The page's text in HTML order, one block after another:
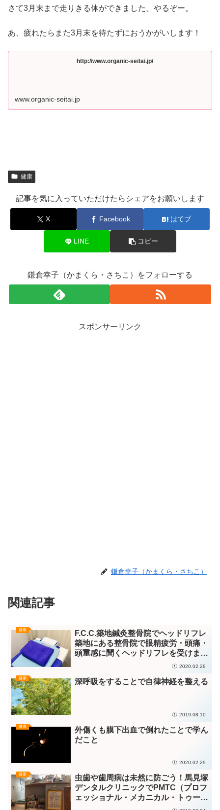
さて3月末まで走りきる体ができました。やるぞー。
あ、疲れたらまた3月末を待たずにおうかがいします！
http://www.organic-seitai.jp/
www.organic-seitai.jp
健康
記事を気に入っていただけたらシェアをお願いします
X Facebook はてブ
LINE コピー
鎌倉幸子（かまくら・さちこ）をフォローする
スポンサーリンク
鎌倉幸子（かまくら・さちこ）
関連記事
健康
F.C.C.築地鍼灸整骨院でヘッドリフレ
築地にある整骨院で眼精疲労・頭痛・
頭重感に聞くヘッドリフレを受けまし
2020.02.29
健康 深呼吸をすることで自律神経を整える
2019.08.10
健康
外傷くも膜下出血で倒れたことで学ん
だこと
2020.02.29
健康
虫歯や歯周病は未然に防ごう！馬見塚
デンタルクリニックでPMTC（プロフ
ェッショナル・メカニカル・トゥー
ス・クリーニング）を受けました